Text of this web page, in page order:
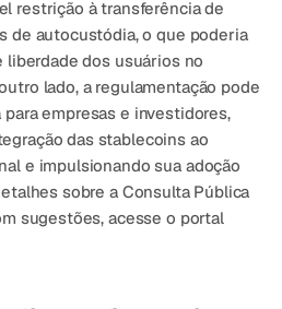
restrição à transferência de
de autocustódia, o que poderia
dos usuários no
lado, a regulamentação pode
empresas e investidores,
das stablecoins ao
e impulsionando sua adoção
sobre a Consulta Pública
sugestões, acesse o portal